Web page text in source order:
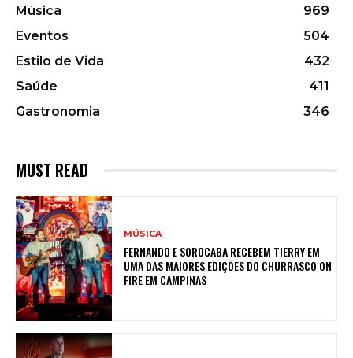
Música
969
Eventos
504
Estilo de Vida
432
Saúde
411
Gastronomia
346
MUST READ
MÚSICA
FERNANDO E SOROCABA RECEBEM TIERRY EM
UMA DAS MAIORES EDIÇÕES DO CHURRASCO ON
FIRE EM CAMPINAS